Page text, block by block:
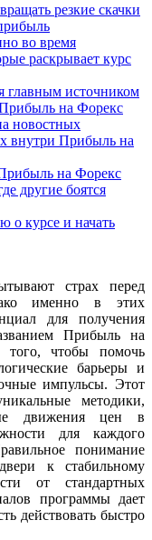
резкие скачки
во время
раскрывает курс
главным источником
на Форекс
новостных
внутри Прибыль на
на Форекс
другие боятся
о курсе и начать
страх перед
именно в этих
для получения
Прибыль на
того, чтобы помочь
барьеры и
импульсы. Этот
методики,
движения цен в
для каждого
понимание
к стабильному
от стандартных
программы дает
действовать быстро